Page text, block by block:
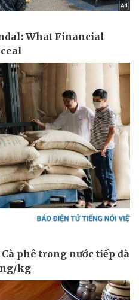
Công nghệ
Tin Công nghệ
Trải nghiệm
Chuyển đổi số